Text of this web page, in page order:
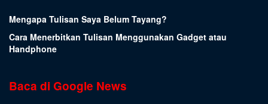
Mengapa Tulisan Saya Belum Tayang?
Cara Menerbitkan Tulisan Menggunakan Gadget atau
Handphone
Baca di Google News